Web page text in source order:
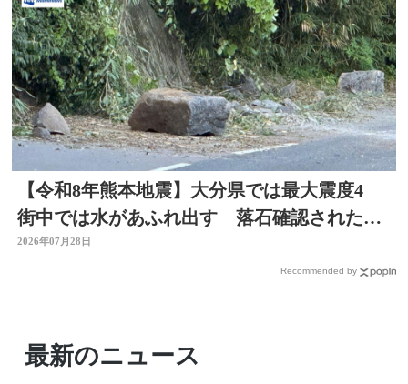
【令和8年熊本地震】大分県では最大震度4
街中では水があふれ出す 落石確認されたと
ころも
2026年07月28日
Recommended by
最新のニュース